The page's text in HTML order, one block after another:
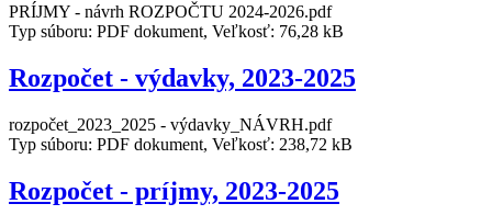
PRÍJMY - návrh ROZPOČTU 2024-2026.pdf
Typ súboru: PDF dokument, Veľkosť: 76,28 kB
Rozpočet - výdavky, 2023-2025
rozpočet_2023_2025 - výdavky_NÁVRH.pdf
Typ súboru: PDF dokument, Veľkosť: 238,72 kB
Rozpočet - príjmy, 2023-2025